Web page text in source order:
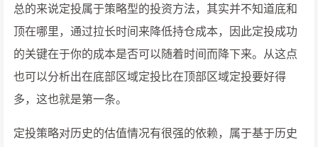
总的来说定投属于策略型的投资方法，其实并不知道底和
顶在哪里，通过拉长时间来降低持仓成本，因此定投成功
的关键在于你的成本是否可以随着时间而降下来。从这点
也可以分析出在底部区域定投比在顶部区域定投要好得
多，这也就是第一条。
定投策略对历史的估值情况有很强的依赖，属于基于历史